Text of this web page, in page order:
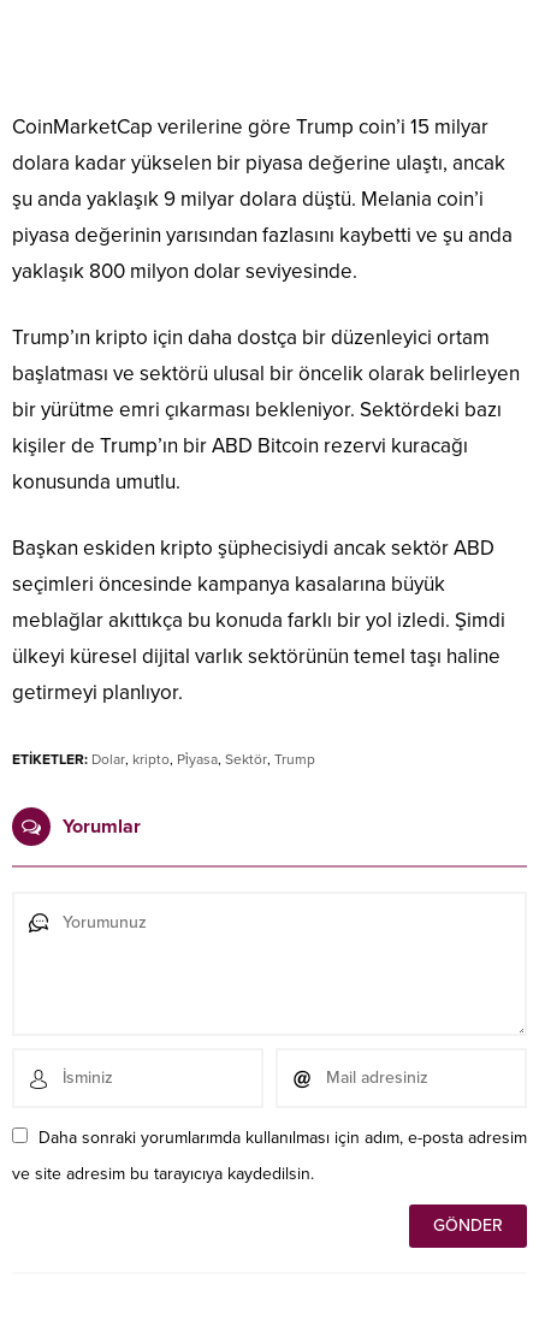
CoinMarketCap verilerine göre Trump coin’i 15 milyar
dolara kadar yükselen bir piyasa değerine ulaştı, ancak
şu anda yaklaşık 9 milyar dolara düştü. Melania coin’i
piyasa değerinin yarısından fazlasını kaybetti ve şu anda
yaklaşık 800 milyon dolar seviyesinde.
Trump’ın kripto için daha dostça bir düzenleyici ortam
başlatması ve sektörü ulusal bir öncelik olarak belirleyen
bir yürütme emri çıkarması bekleniyor. Sektördeki bazı
kişiler de Trump’ın bir ABD Bitcoin rezervi kuracağı
konusunda umutlu.
Başkan eskiden kripto şüphecisiydi ancak sektör ABD
seçimleri öncesinde kampanya kasalarına büyük
meblağlar akıttıkça bu konuda farklı bir yol izledi. Şimdi
ülkeyi küresel dijital varlık sektörünün temel taşı haline
getirmeyi planlıyor.
ETİKETLER: Dolar, kripto, Pi̇yasa, Sektör, Trump
Yorumlar
Daha sonraki yorumlarımda kullanılması için adım, e-posta adresim
ve site adresim bu tarayıcıya kaydedilsin.